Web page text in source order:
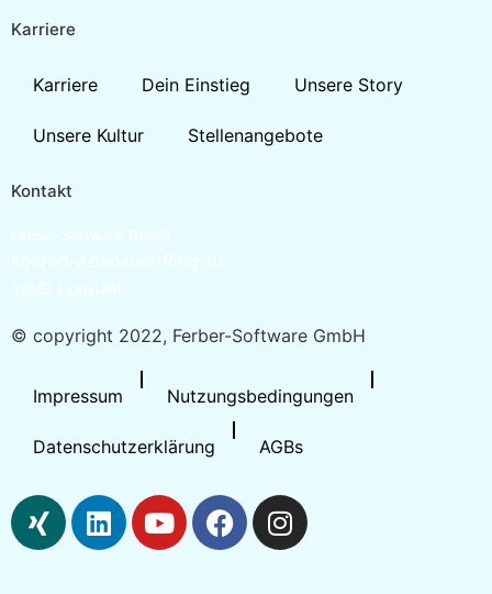
Karriere
Karriere Dein Einstieg Unsere Story
Unsere Kultur Stellenangebote
Kontakt
© copyright 2022, Ferber-Software GmbH
Impressum Nutzungsbedingungen
Datenschutzerklärung AGBs